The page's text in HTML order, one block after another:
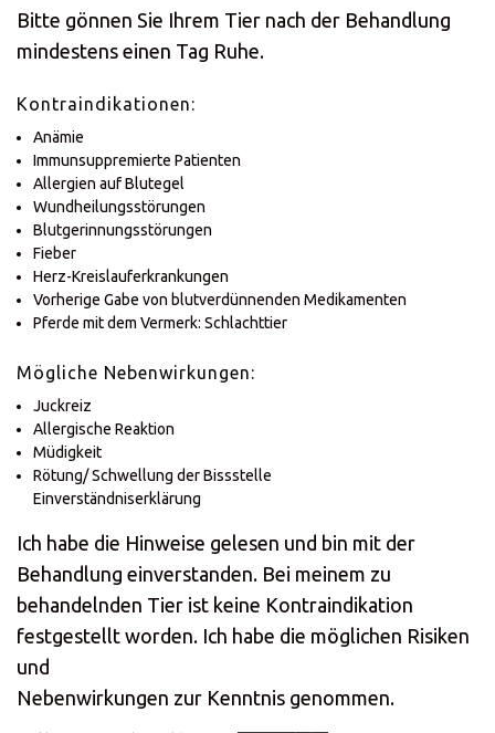
Bitte gönnen Sie Ihrem Tier nach der Behandlung
mindestens einen Tag Ruhe.
Kontraindikationen:
Anämie
Immunsuppremierte Patienten
Allergien auf Blutegel
Wundheilungsstörungen
Blutgerinnungsstörungen
Fieber
Herz-Kreislauferkrankungen
Vorherige Gabe von blutverdünnenden Medikamenten
Pferde mit dem Vermerk: Schlachttier
Mögliche Nebenwirkungen:
Juckreiz
Allergische Reaktion
Müdigkeit
Rötung/ Schwellung der Bissstelle
Einverständniserklärung
Ich habe die Hinweise gelesen und bin mit der
Behandlung einverstanden. Bei meinem zu
behandelnden Tier ist keine Kontraindikation
festgestellt worden. Ich habe die möglichen Risiken
und
Nebenwirkungen zur Kenntnis genommen.